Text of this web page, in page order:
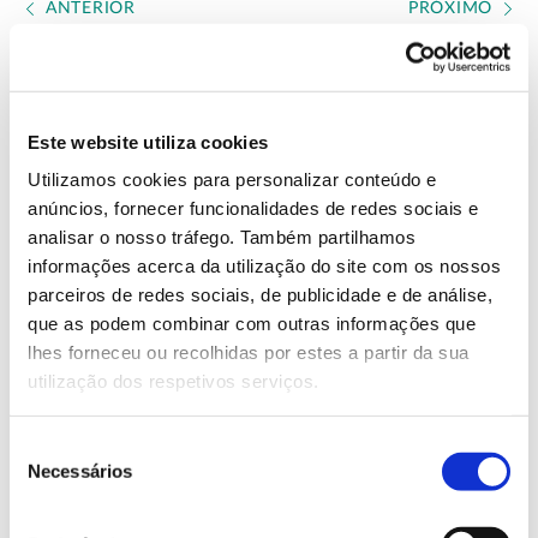
Este website utiliza cookies
Utilizamos cookies para personalizar conteúdo e
anúncios, fornecer funcionalidades de redes sociais e
analisar o nosso tráfego. Também partilhamos
informações acerca da utilização do site com os nossos
parceiros de redes sociais, de publicidade e de análise,
que as podem combinar com outras informações que
lhes forneceu ou recolhidas por estes a partir da sua
utilização dos respetivos serviços.
Necessários
ANTERIOR PRÓXIMO